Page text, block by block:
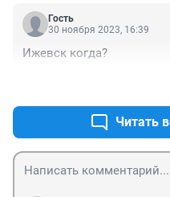
Гость
30 ноября 2023, 16:39
Ижевск когда?
Читать